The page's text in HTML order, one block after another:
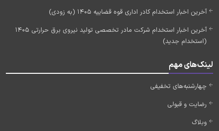
آخرین اخبار استخدام کادر اداری قوه قضاییه 1405 (به زودی)
آخرین اخبار استخدام شرکت مادر تخصصی تولید نیروی برق حرارتی 1405
(استخدام جدید)
لینک‌های مهم
چهارشنبه‌های تخفیفی
رضایت و قبولی
وبلاگ